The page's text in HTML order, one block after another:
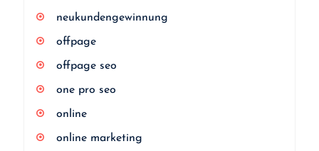
neukundengewinnung
offpage
offpage seo
one pro seo
online
online marketing